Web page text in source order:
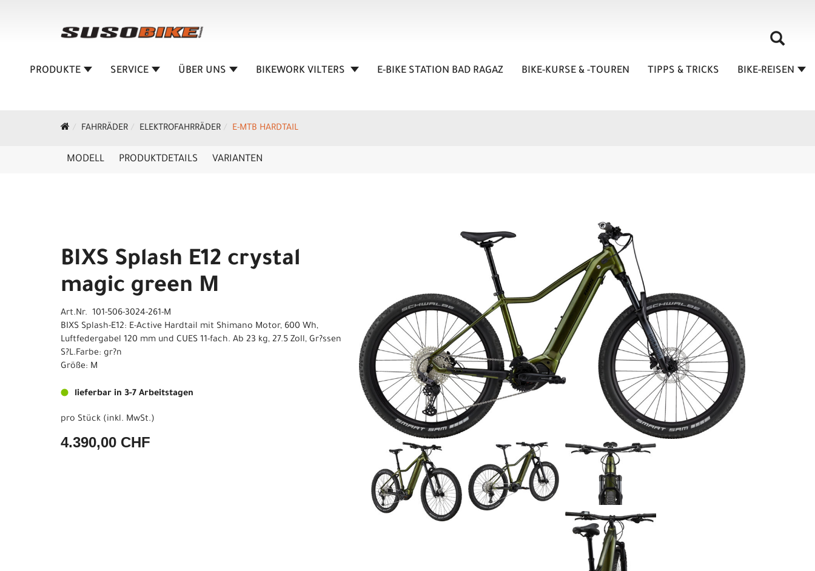
PRODUKTE SERVICE ÜBER UNS BIKEWORK VILTERS E-BIKE STATION BAD RAGAZ BIKE-KURSE & -TOUREN TIPPS & TRICKS BIKE-REISEN
FAHRRÄDER ELEKTROFAHRRÄDER E-MTB HARDTAIL
MODELL PRODUKTDETAILS VARIANTEN
BIXS Splash E12 crystal
magic green M
Art.Nr. 101-506-3024-261-M
BIXS Splash-E12: E-Active Hardtail mit Shimano Motor, 600 Wh,
Luftfedergabel 120 mm und CUES 11-fach. Ab 23 kg, 27.5 Zoll, Gr?ssen
S?L.Farbe: gr?n
Größe: M
lieferbar in 3-7 Arbeitstagen
pro Stück (inkl. MwSt.)
4.390,00 CHF